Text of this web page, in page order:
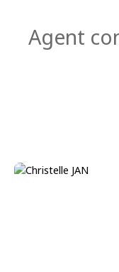
ACCUEIL
Agent